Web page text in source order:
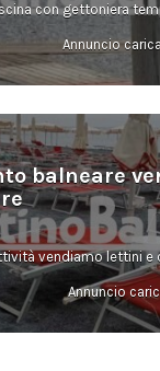
con gettoniera
Annuncio
balneare
vendiamo lettini e
Annuncio